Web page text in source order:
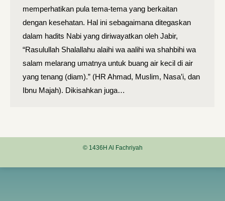
memperhatikan pula tema-tema yang berkaitan
dengan kesehatan. Hal ini sebagaimana ditegaskan
dalam hadits Nabi yang diriwayatkan oleh Jabir,
“Rasulullah Shalallahu alaihi wa aalihi wa shahbihi wa
salam melarang umatnya untuk buang air kecil di air
yang tenang (diam).” (HR Ahmad, Muslim, Nasa’i, dan
Ibnu Majah). Dikisahkan juga…
© 1436H Al Fachriyah